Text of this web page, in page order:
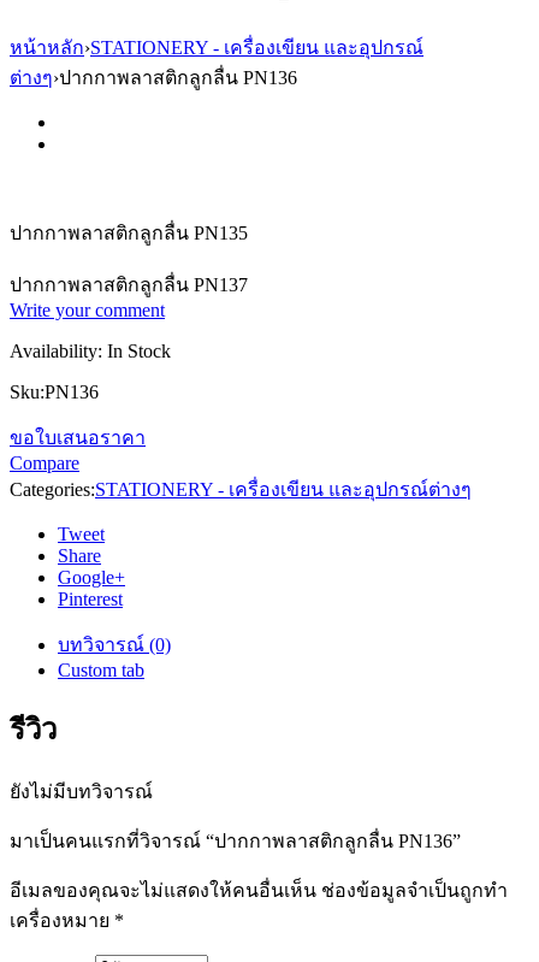
หน้าหลัก›STATIONERY - เครื่องเขียน และอุปกรณ์
ต่างๆ›ปากกาพลาสติกลูกลื่น PN136
ปากกาพลาสติกลูกลื่น PN135
ปากกาพลาสติกลูกลื่น PN137
Write your comment
Availability: In Stock
Sku:PN136
ขอใบเสนอราคา
Compare
Categories:STATIONERY - เครื่องเขียน และอุปกรณ์ต่างๆ
Tweet
Share
Google+
Pinterest
บทวิจารณ์ (0)
Custom tab
รีวิว
ยังไม่มีบทวิจารณ์
มาเป็นคนแรกที่วิจารณ์ “ปากกาพลาสติกลูกลื่น PN136”
อีเมลของคุณจะไม่แสดงให้คนอื่นเห็น ช่องข้อมูลจำเป็นถูกทำ
เครื่องหมาย *